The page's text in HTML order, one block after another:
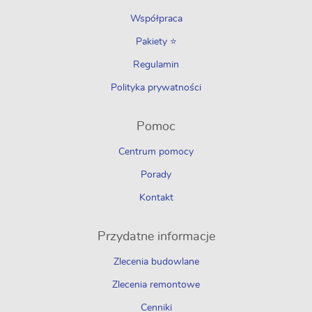
Współpraca
Pakiety ⭐
Regulamin
Polityka prywatności
Pomoc
Centrum pomocy
Porady
Kontakt
Przydatne informacje
Zlecenia budowlane
Zlecenia remontowe
Cenniki